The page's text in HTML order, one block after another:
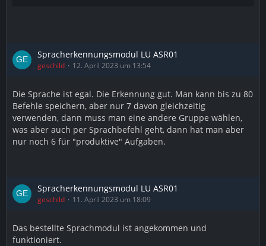
Spracherkennungsmodul LU ASR01
geschild 12. April 2023 um 13:54
Die Sprache ist egal. Die Erkennung gut. Man kann bis zu 80
Befehle speichern, aber nur 7 davon gleichzeitig
verwenden, dann muss man eine andere Gruppe wählen,
was aber auch per Sprachbefehl geht, dann hat man aber
nur noch 6 für "produktive" Aufgaben.
Spracherkennungsmodul LU ASR01
geschild 11. April 2023 um 18:09
Das bestellte Sprachmodul ist angekommen und
funktioniert.